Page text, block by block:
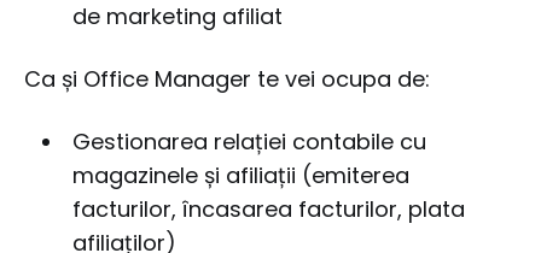
de marketing afiliat
Ca și Office Manager te vei ocupa de:
Gestionarea relației contabile cu
magazinele și afiliații (emiterea
facturilor, încasarea facturilor, plata
afiliaților)